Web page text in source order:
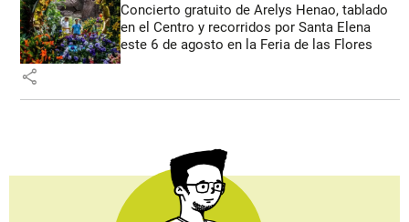
Concierto gratuito de Arelys Henao, tablado
en el Centro y recorridos por Santa Elena
este 6 de agosto en la Feria de las Flores
share